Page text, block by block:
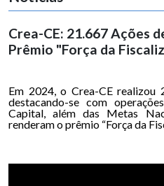
Crea-CE: 21.667 Ações
Prêmio "Força da
Em 2024, o Crea-CE realizou
destacando-se com
Capital, além das Metas
renderam o prêmio “Força da